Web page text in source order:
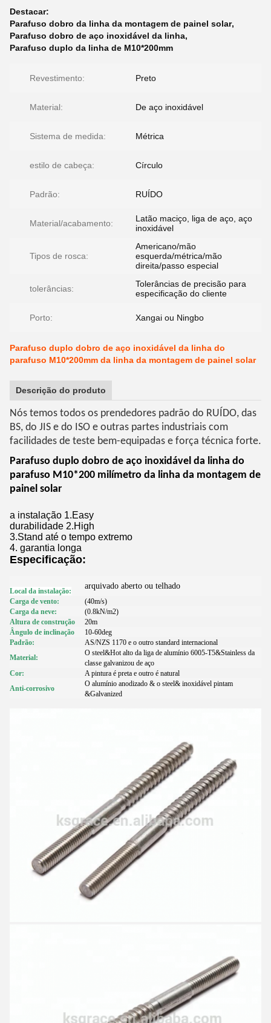
Destacar:
Parafuso dobro da linha da montagem de painel solar,
Parafuso dobro de aço inoxidável da linha,
Parafuso duplo da linha de M10*200mm
Revestimento: Preto
Material: De aço inoxidável
Sistema de medida: Métrica
estilo de cabeça: Círculo
Padrão: RUÍDO
Material/acabamento:
Latão maciço, liga de aço, aço
inoxidável
Tipos de rosca:
Americano/mão
esquerda/métrica/mão
direita/passo especial
tolerâncias:
Tolerâncias de precisão para
especificação do cliente
Porto: Xangai ou Ningbo
Parafuso duplo dobro de aço inoxidável da linha do
parafuso M10*200mm da linha da montagem de painel solar
Descrição do produto
Nós temos todos os prendedores padrão do RUÍDO, das
BS, do JIS e do ISO e outras partes industriais com
facilidades de teste bem-equipadas e força técnica forte.
Parafuso duplo dobro de aço inoxidável da linha do
parafuso M10*200 milímetro da linha da montagem de
painel solar
a instalação 1.Easy
durabilidade 2.High
3.Stand até o tempo extremo
4. garantia longa
Especificação:
Local da instalação:
arquivado aberto ou telhado
Carga de vento:
(40m/s)
Carga da neve:
(0.8kN/m2)
Altura de construção
20m
Ângulo de inclinação
10-60deg
Padrão:
AS/NZS 1170 e o outro standard internacional
Material:
O steel&Hot alto da liga de alumínio 6005-T5&Stainless da
classe galvanizou de aço
Cor:
A pintura é preta e outro é natural
Anti-corrosivo
O alumínio anodizado & o steel& inoxidável pintam
&Galvanized